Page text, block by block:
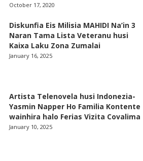
October 17, 2020
Diskunfia Eis Milisia MAHIDI Na’in 3
Naran Tama Lista Veteranu husi
Kaixa Laku Zona Zumalai
January 16, 2025
Artista Telenovela husi Indonezia-
Yasmin Napper Ho Familia Kontente
wainhira halo Ferias Vizita Covalima
January 10, 2025